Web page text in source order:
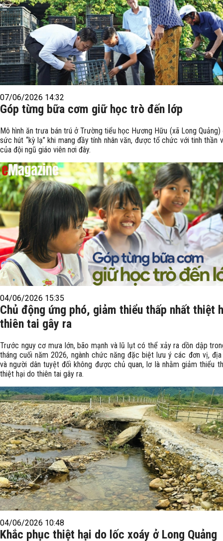
07/06/2026 14:32
Góp từng bữa cơm giữ học trò đến lớp
Mô hình ăn trưa bán trú ở Trường tiểu học Hương Hữu (xã Long Quảng)
sức hút “kỳ lạ” khi mang đầy tính nhân văn, được tổ chức với tinh thần
của đội ngũ giáo viên nơi đây.
04/06/2026 15:35
Chủ động ứng phó, giảm thiểu thấp nhất thiệt
thiên tai gây ra
Trước nguy cơ mưa lớn, bão mạnh và lũ lụt có thể xảy ra dồn dập
tháng cuối năm 2026, ngành chức năng đặc biệt lưu ý các đơn vị,
và người dân tuyệt đối không được chủ quan, lơ là nhằm giảm thiểu
thiệt hại do thiên tai gây ra.
04/06/2026 10:48
Khắc phục thiệt hại do lốc xoáy ở Long Quảng